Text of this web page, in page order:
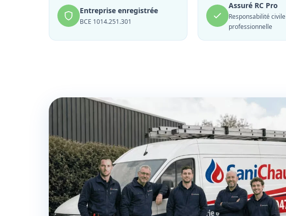
Entreprise enregistrée
BCE 1014.251.301
Assuré RC Pro
Responsabilité civile
professionnelle